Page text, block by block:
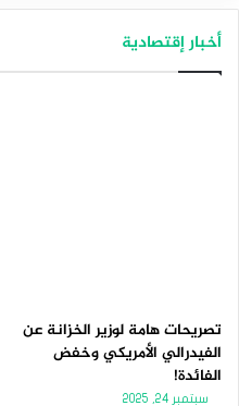
أخبار إقتصادية
تصريحات هامة لوزير الخزانة عن
الفيدرالي الأمريكي وخفض
الفائدة!
سبتمبر 24, 2025